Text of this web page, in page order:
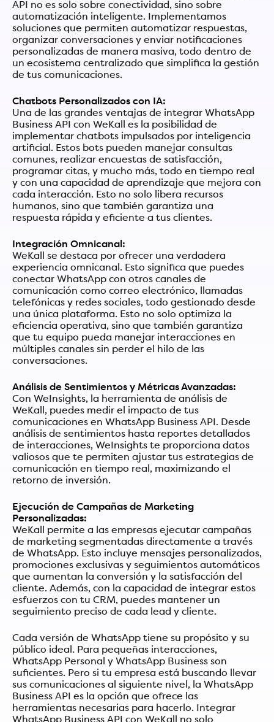
API no es solo sobre conectividad, sino sobre
automatización inteligente. Implementamos
soluciones que permiten automatizar respuestas,
organizar conversaciones y enviar notificaciones
personalizadas de manera masiva, todo dentro de
un ecosistema centralizado que simplifica la gestión
de tus comunicaciones.
Chatbots Personalizados con IA:
Una de las grandes ventajas de integrar WhatsApp
Business API con WeKall es la posibilidad de
implementar chatbots impulsados por inteligencia
artificial. Estos bots pueden manejar consultas
comunes, realizar encuestas de satisfacción,
programar citas, y mucho más, todo en tiempo real
y con una capacidad de aprendizaje que mejora con
cada interacción. Esto no solo libera recursos
humanos, sino que también garantiza una
respuesta rápida y eficiente a tus clientes.
Integración Omnicanal:
WeKall se destaca por ofrecer una verdadera
experiencia omnicanal. Esto significa que puedes
conectar WhatsApp con otros canales de
comunicación como correo electrónico, llamadas
telefónicas y redes sociales, todo gestionado desde
una única plataforma. Esto no solo optimiza la
eficiencia operativa, sino que también garantiza
que tu equipo pueda manejar interacciones en
múltiples canales sin perder el hilo de las
conversaciones.
Análisis de Sentimientos y Métricas Avanzadas:
Con WeInsights, la herramienta de análisis de
WeKall, puedes medir el impacto de tus
comunicaciones en WhatsApp Business API. Desde
análisis de sentimientos hasta reportes detallados
de interacciones, WeInsights te proporciona datos
valiosos que te permiten ajustar tus estrategias de
comunicación en tiempo real, maximizando el
retorno de inversión.
Ejecución de Campañas de Marketing
Personalizadas:
WeKall permite a las empresas ejecutar campañas
de marketing segmentadas directamente a través
de WhatsApp. Esto incluye mensajes personalizados,
promociones exclusivas y seguimientos automáticos
que aumentan la conversión y la satisfacción del
cliente. Además, con la capacidad de integrar estos
esfuerzos con tu CRM, puedes mantener un
seguimiento preciso de cada lead y cliente.
Cada versión de WhatsApp tiene su propósito y su
público ideal. Para pequeñas interacciones,
WhatsApp Personal y WhatsApp Business son
suficientes. Pero si tu empresa está buscando llevar
sus comunicaciones al siguiente nivel, la WhatsApp
Business API es la opción que ofrece las
herramientas necesarias para hacerlo. Integrar